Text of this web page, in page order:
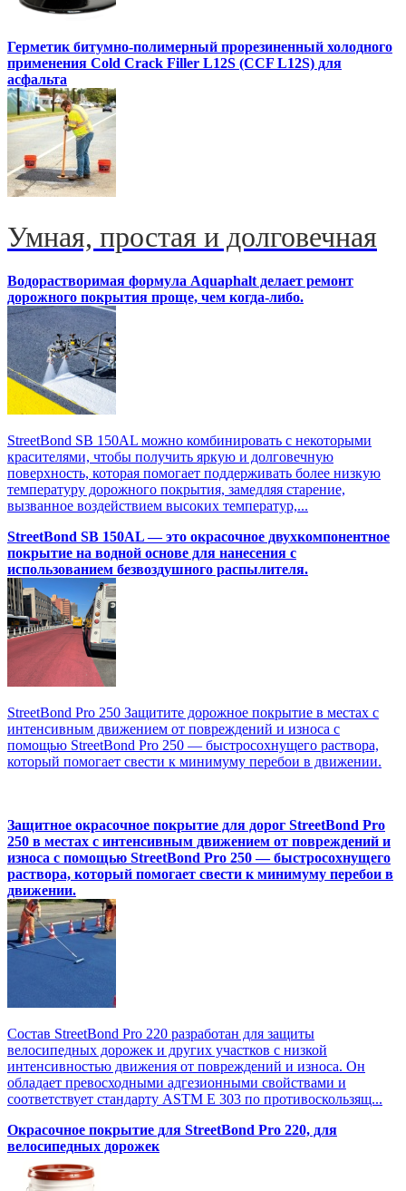
Герметик битумно-полимерный прорезиненный холодного
применения Cold Crack Filler L12S (ССF L12S) для
асфальта
Умная, простая и долговечная
Водорастворимая формула Aquaphalt делает ремонт
дорожного покрытия проще, чем когда-либо.
StreetBond SB 150AL можно комбинировать с некоторыми
красителями, чтобы получить яркую и долговечную
поверхность, которая помогает поддерживать более низкую
температуру дорожного покрытия, замедляя старение,
вызванное воздействием высоких температур,...
StreetBond SB 150AL — это окрасочное двухкомпонентное
покрытие на водной основе для нанесения с
использованием безвоздушного распылителя.
StreetBond Pro 250 Защитите дорожное покрытие в местах с
интенсивным движением от повреждений и износа с
помощью StreetBond Pro 250 — быстросохнущего раствора,
который помогает свести к минимуму перебои в движении.
Защитное окрасочное покрытие для дорог StreetBond Pro
250 в местах с интенсивным движением от повреждений и
износа с помощью StreetBond Pro 250 — быстросохнущего
раствора, который помогает свести к минимуму перебои в
движении.
Состав StreetBond Pro 220 разработан для защиты
велосипедных дорожек и других участков с низкой
интенсивностью движения от повреждений и износа. Он
обладает превосходными адгезионными свойствами и
соответствует стандарту ASTM E 303 по противоскользящ...
Окрасочное покрытие для StreetBond Pro 220, для
велосипедных дорожек